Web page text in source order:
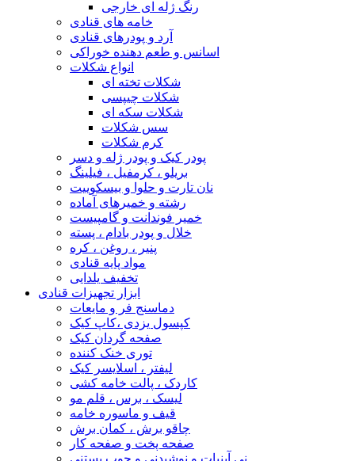
رنگ ژله ای خارجی
خامه های قنادی
آرد و پودرهای قنادی
اسانس و طعم دهنده خوراکی
انواع شکلات
شکلات تخته ای
شکلات چیپسی
شکلات سکه ای
سس شکلات
کرم شکلات
پودر کیک و پودر ژله و دسر
بریلو ، کرمفیل ، فیلینگ
نان تارت و حلوا و بیسکوییت
رشته و خمیرهای آماده
خمیر فوندانت و گامپیست
خلال و پودر بادام ، پسته
پنیر ، روغن ، کره
مواد پایه قنادی
تخفیف یلدایی
ابزار تجهیزات قنادی
دماسنج فر و مایعات
کپسول یزدی ،کاپ کیک
صفحه گردان کیک
توری خنک کننده
لیفتر ، اسلایسر کیک
کاردک ، پالت خامه کشی
لیسک ، برس ، قلم مو
قیف و ماسوره خامه
چاقو برش ، کمان برش
صفحه پخت و صفحه کار